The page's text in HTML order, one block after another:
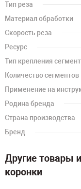
Тип реза
Материал обработки
Скорость реза
Ресурс
Тип крепления
Количество сегментов
Применение на
Родина бренда
Страна производства
Бренд
Другие товары
коронки